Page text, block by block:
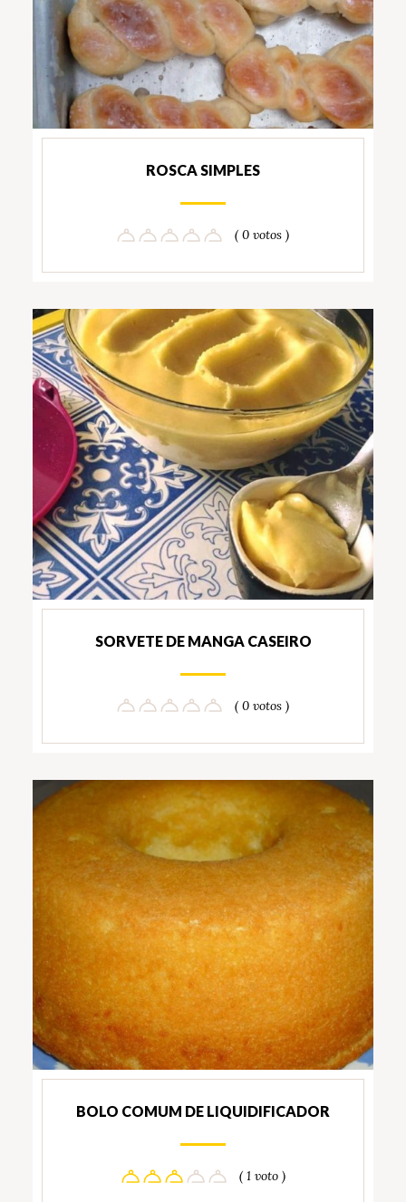
ROSCA SIMPLES
( 0 votos )
SORVETE DE MANGA CASEIRO
( 0 votos )
BOLO COMUM DE LIQUIDIFICADOR
( 1 voto )